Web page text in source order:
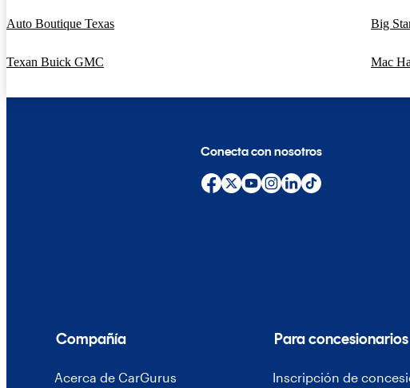
Auto Boutique Texas Big
Texan Buick GMC Mac
Conecta con nosotros
Compañía
Acerca de CarGurus
Para concesionarios
Inscripción de